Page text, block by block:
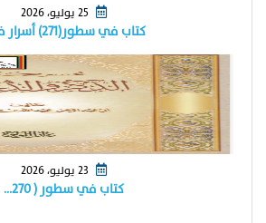
كتاب في سطور(٢٧١) أسرار فن…
كتاب في سطور ( ٢٧٠…